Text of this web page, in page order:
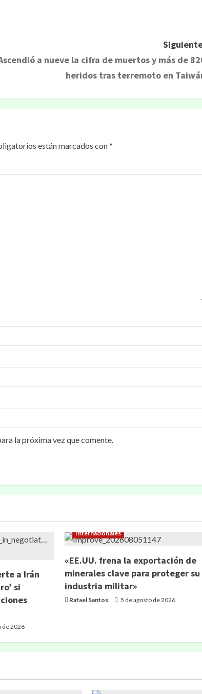
a nueve la cifra de muertos y más de
heridos tras terremoto en
están marcados con*
la próxima vez que comente.
a Irán
si
de 2026
Internacionales
«EE.UU. frena la exportación de
minerales clave para proteger su
industria militar»
Rafael Santos 5 de agosto de 2026